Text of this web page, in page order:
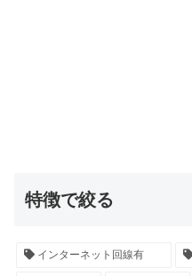
特徴で絞る
インターネット回線有